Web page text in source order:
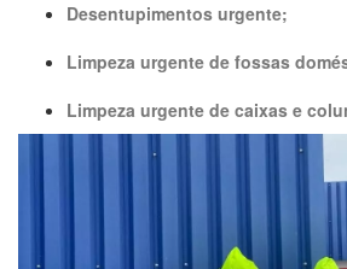
Desentupimentos urgente;
Limpeza urgente de fossas
Limpeza urgente de caixas e